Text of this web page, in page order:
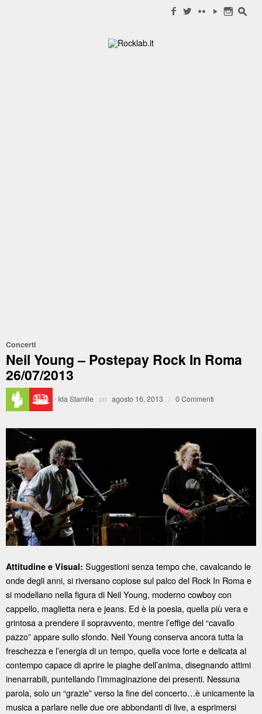
f w c y n s
Concerti
Neil Young – Postepay Rock In Roma
26/07/2013
· Ida Stamile on agosto 16, 2013 / 0 Commenti
Attitudine e Visual: Suggestioni senza tempo che, cavalcando le
onde degli anni, si riversano copiose sul palco del Rock In Roma e
si modellano nella figura di Neil Young, moderno cowboy con
cappello, maglietta nera e jeans. Ed è la poesia, quella più vera e
grintosa a prendere il sopravvento, mentre l’effige del “cavallo
pazzo” appare sullo sfondo. Neil Young conserva ancora tutta la
freschezza e l’energia di un tempo, quella voce forte e delicata al
contempo capace di aprire le piaghe dell’anima, disegnando attimi
inenarrabili, puntellando l’immaginazione dei presenti. Nessuna
parola, solo un “grazie” verso la fine del concerto…è unicamente la
musica a parlare nelle due ore abbondanti di live, a esprimersi